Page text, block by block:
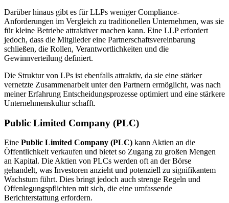
Darüber hinaus gibt es für LLPs weniger Compliance-
Anforderungen im Vergleich zu traditionellen Unternehmen, was sie
für kleine Betriebe attraktiver machen kann. Eine LLP erfordert
jedoch, dass die Mitglieder eine Partnerschaftsvereinbarung
schließen, die Rollen, Verantwortlichkeiten und die
Gewinnverteilung definiert.
Die Struktur von LPs ist ebenfalls attraktiv, da sie eine stärker
vernetzte Zusammenarbeit unter den Partnern ermöglicht, was nach
meiner Erfahrung Entscheidungsprozesse optimiert und eine stärkere
Unternehmenskultur schafft.
Public Limited Company (PLC)
Eine Public Limited Company (PLC) kann Aktien an die
Öffentlichkeit verkaufen und bietet so Zugang zu großen Mengen
an Kapital. Die Aktien von PLCs werden oft an der Börse
gehandelt, was Investoren anzieht und potenziell zu signifikantem
Wachstum führt. Dies bringt jedoch auch strenge Regeln und
Offenlegungspflichten mit sich, die eine umfassende
Berichterstattung erfordern.